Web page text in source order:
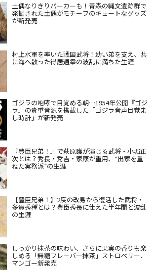
土偶なりきりパーカーも！青森の縄文遺跡群で
発掘された土偶がモチーフのキュートなグッズ
が新発売
村上水軍を率いた戦国武将！幼い弟を支え、共
に海へ散った得居通幸の波乱に満ちた生涯
ゴジラの咆哮で目覚める朝…1954年公開『ゴジ
ラ』の貴重音源を搭載した「ゴジラ音声目覚ま
し時計」が新発売
『豊臣兄弟！』で萩原護が演じる武将・小堀正
次とは？秀長・秀吉・家康が重用、“出家を重
ねた実務派”の生涯
【豊臣兄弟！】2度の改易から復活した武将・
多賀秀種とは？豊臣秀長に仕えた半年間と波乱
の生涯
しっかり抹茶の味わい、さらに果実の香りも楽
しめる「無糖フレーバー抹茶」ストロベリー、
マンゴー新発売